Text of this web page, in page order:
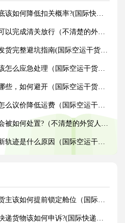
低扣关概率?(国际快递干货知识分享)
清关放行（不清楚的外贸人看过来）
整避坑指南(国际空运干货知识分享)
急处理（国际空运干货知识分享）
如何避开（国际空运干货知识分享）
降低运费（国际空运干货知识分享）
何处置?（不清楚的外贸人看过来）
什么原因（国际空运干货知识分享）
提前锁定舱位（国际海运干货知识分享）
该如何申诉?(国际快递干货知识分享)